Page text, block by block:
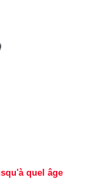
quel âge